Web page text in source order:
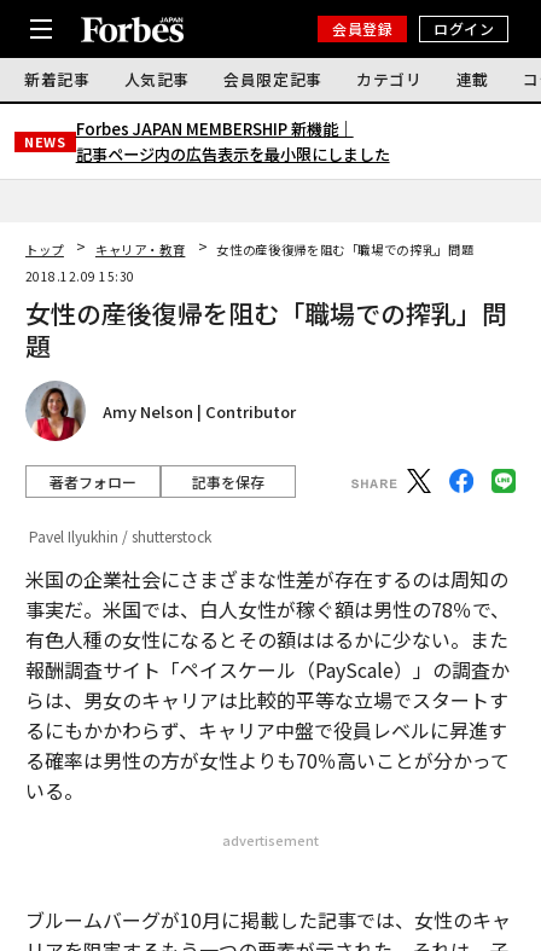
会員登録 ログイン
新着記事 人気記事 会員限定記事 カテゴリ 連載
NEWS
Forbes JAPAN MEMBERSHIP 新機能｜
記事ページ内の広告表示を最小限にしました
トップ キャリア・教育
女性の産後復帰を阻む「職場での搾乳」問題
2018.12.09 15:30
女性の産後復帰を阻む「職場での搾乳」問
題
Amy Nelson | Contributor
著者フォロー 記事を保存
Pavel Ilyukhin / shutterstock
米国の企業社会にさまざまな性差が存在するのは周知の
事実だ。米国では、白人女性が稼ぐ額は男性の78％で、
有色人種の女性になるとその額ははるかに少ない。また
報酬調査サイト「ペイスケール（PayScale）」の調査か
らは、男女のキャリアは比較的平等な立場でスタートす
るにもかかわらず、キャリア中盤で役員レベルに昇進す
る確率は男性の方が女性よりも70％高いことが分かって
いる。
advertisement
ブルームバーグが10月に掲載した記事では、女性のキャ